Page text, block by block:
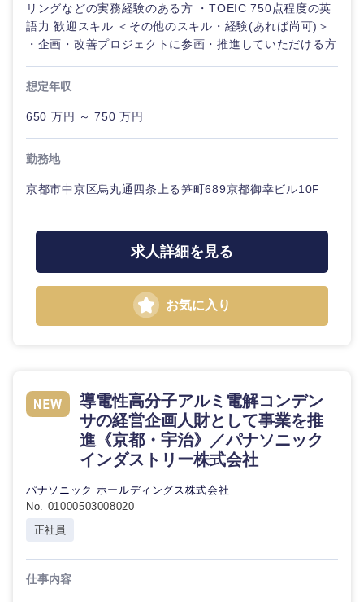
経
営
企
画・
業
企
画
経営ボー
サービス
クリエイ
ティブ
タント
すべての経営企画・事業企
M&A・事業投資
経営企画
その他企画業務
経営企画・事業企画
経営ボード
マーケティング
コンサルタント
専門職
技術職（IT）、Webサービス・制作、ゲーム
技術職（モノづくり）
金融専門職
商社・卸
電気・電子・半導体
素材・化学・金属
食品・化粧品・アパレル・消費財
金融
建設・不動産
倉庫・運輸・物流
北海道・東北地方
秋田県 岩手県
宮城県 山形県
福島県
希望年収
こだわり条件を入力ください
上場企業
業
外資系企業 英語を活かす
転勤なし 海外勤務あり
リングなどの実務経験のある方 ・TOEIC 750点程度の英
語力 歓迎スキル ＜その他のスキル・経験(あれば尚可)＞
・企画・改善プロジェクトに参画・推進していただける方
想定年収
650 万円 ～ 750 万円
勤務地
京都市中京区烏丸通四条上る笋町689京都御幸ビル10F
求人詳細を見る
お気に入り
導電性高分子アルミ電解コンデン
サの経営企画人財として事業を推
進《京都・宇治》／パナソニック
インダストリー株式会社
パナソニック ホールディングス株式会社
No. 01000503008020
正社員
仕事内容